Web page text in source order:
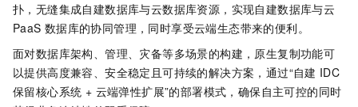
扑，无缝集成自建数据库与云数据库资源，实现自建数据库与云
PaaS 数据库的协同管理，同时享受云端生态带来的便利。
面对数据库架构、管理、灾备等多场景的构建，原生复制功能可
以提供高度兼容、安全稳定且可持续的解决方案，通过“自建 IDC
保留核心系统 + 云端弹性扩展”的部署模式，确保自主可控的同时